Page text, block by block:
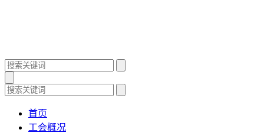
首页
工会概况